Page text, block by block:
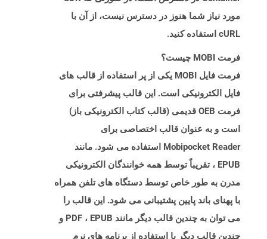
مورد نیاز شما هنوز در دسترس نیست، از آن با
cURL استفاده کنید.
فرمت MOBI چیست؟
فرمت فایل MOBI یکی از پر استفاده از قالب های
فایل الکترونیکی است. این قالب پیشرفتی برای
فرمت OEB قدیمی (قالب کتاب الکترونیکی باز)
است و به عنوان قالب اختصاصی برای
Mobipocket Reader استفاده می شود. مانند
EPUB ، تقریباً توسط همه خوانندگان الکترونیکی
مدرن به طور خاص توسط دستگاه های تلفن همراه
با پهنای باند پایین پشتیبانی می شود. این قالب را
می توان به چندین قالب دیگر مانند PDF ، EPUB و
چندین قالب دیگر با استفاده از برنامه های نرم